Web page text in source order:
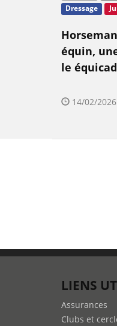
Dressage
équin,
le
14/02/
LIENS
Assurances
Clubs et